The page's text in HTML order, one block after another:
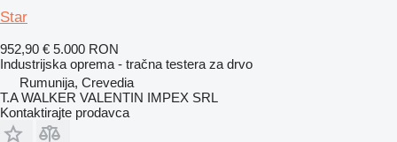
Star
952,90 € 5.000 RON
Industrijska oprema - tračna testera za drvo
Rumunija, Crevedia
T.A WALKER VALENTIN IMPEX SRL
Kontaktirajte prodavca